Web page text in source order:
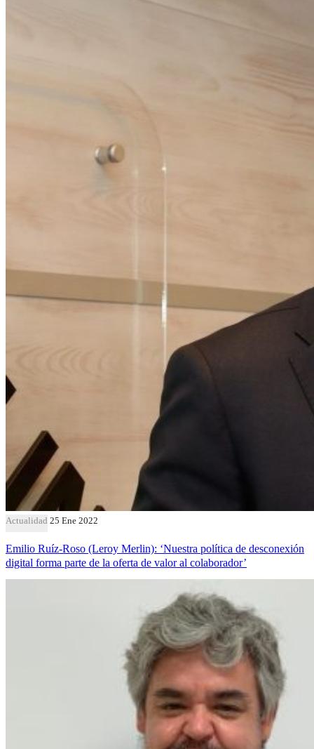
Actualidad 25 Ene 2022
Emilio Ruíz-Roso (Leroy Merlin): ‘Nuestra política de desconexión
digital forma parte de la oferta de valor al colaborador’